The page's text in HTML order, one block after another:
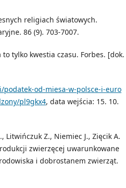
religiach światowych.
86 (9). 703-7007.
tylko kwestia czasu. Forbes. [dok.
od-miesa-w-polsce-i-euro
pl9gkx4, data wejścia: 15. 10.
Litwińczuk Z., Niemiec J., Zięcik A.
zwierzęcej uwarunkowane
i dobrostanem zwierząt.